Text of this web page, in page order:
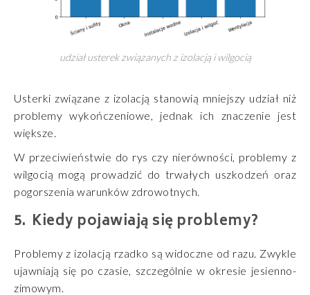
udział usterek związanych z izolacją i wilgocią
Usterki związane z izolacją stanowią mniejszy udział niż
problemy wykończeniowe, jednak ich znaczenie jest
większe.
W przeciwieństwie do rys czy nierówności, problemy z
wilgocią mogą prowadzić do trwałych uszkodzeń oraz
pogorszenia warunków zdrowotnych.
Kiedy pojawiają się problemy?
Problemy z izolacją rzadko są widoczne od razu. Zwykle
ujawniają się po czasie, szczególnie w okresie jesienno-
zimowym.